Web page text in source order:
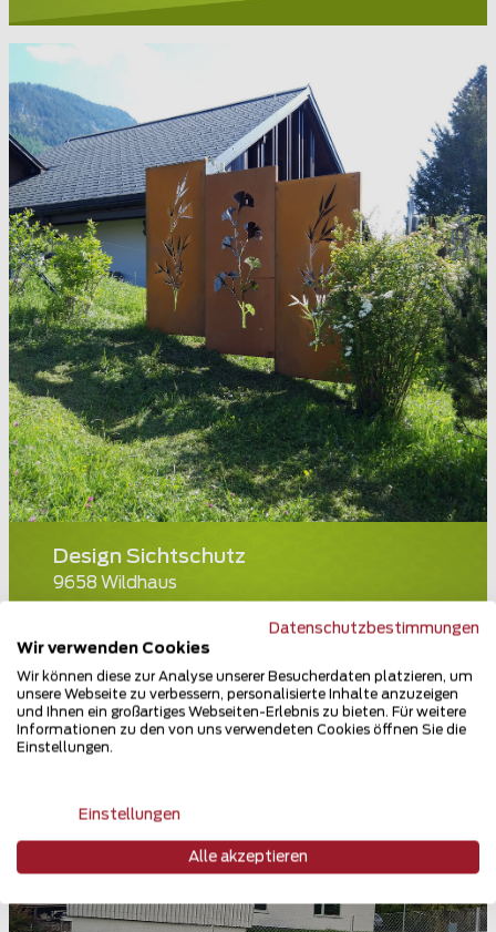
Design Sichtschutz
9658 Wildhaus
Teilen
Datenschutzbestimmungen
Wir verwenden Cookies
Wir können diese zur Analyse unserer Besucherdaten platzieren, um
unsere Webseite zu verbessern, personalisierte Inhalte anzuzeigen
und Ihnen ein großartiges Webseiten-Erlebnis zu bieten. Für weitere
Informationen zu den von uns verwendeten Cookies öffnen Sie die
Einstellungen.
Einstellungen
Alle akzeptieren